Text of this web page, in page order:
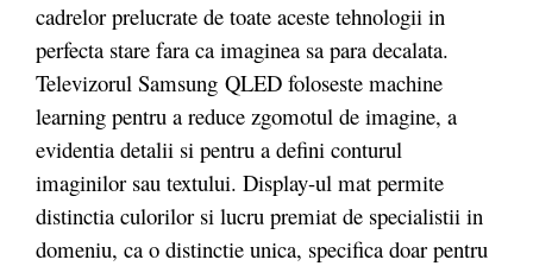
cadrelor prelucrate de toate aceste tehnologii in
perfecta stare fara ca imaginea sa para decalata.
Televizorul Samsung QLED foloseste machine
learning pentru a reduce zgomotul de imagine, a
evidentia detalii si pentru a defini conturul
imaginilor sau textului. Display-ul mat permite
distinctia culorilor si lucru premiat de specialistii in
domeniu, ca o distinctie unica, specifica doar pentru